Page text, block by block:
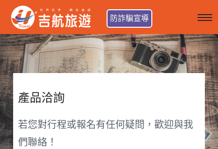
防詐騙宣導
產品洽詢
若您對行程或報名有任何疑問，歡迎與我
們聯絡！